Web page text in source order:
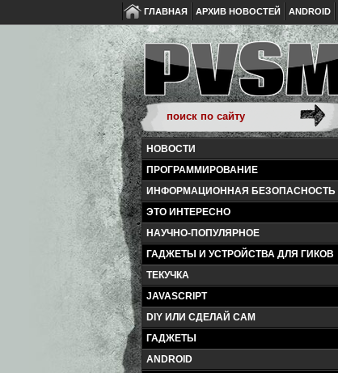
ГЛАВНАЯ АРХИВ НОВОСТЕЙ ANDROID
НОВОСТИ
ПРОГРАММИРОВАНИЕ
ИНФОРМАЦИОННАЯ БЕЗОПАСНОСТЬ
ЭТО ИНТЕРЕСНО
НАУЧНО-ПОПУЛЯРНОЕ
ГАДЖЕТЫ И УСТРОЙСТВА ДЛЯ ГИКОВ
ТЕКУЧКА
JAVASCRIPT
DIY ИЛИ СДЕЛАЙ САМ
ГАДЖЕТЫ
ANDROID